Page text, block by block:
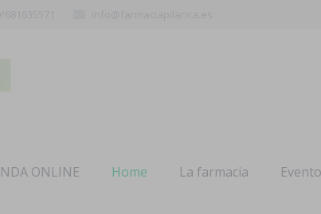
ONLINE Home La farmacia